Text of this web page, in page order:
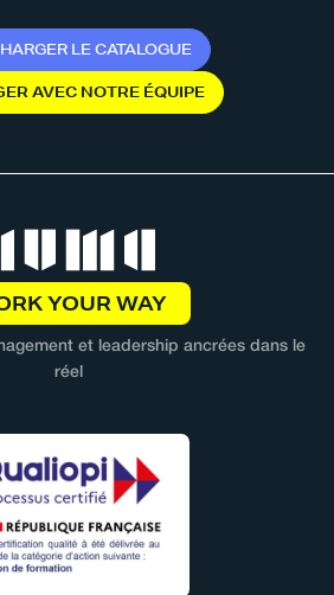
HARGER LE CATALOGUE
ERAVEC NOTRE ÉQUIPE
YOUR WAY
et leadership ancrées dans le
réel